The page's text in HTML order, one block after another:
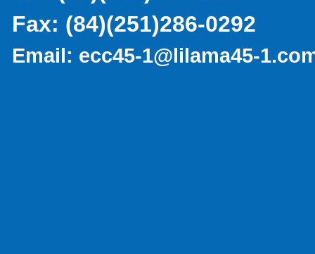
Fax: (84)(251)286-0292
Email: ecc45-1@lilama45-